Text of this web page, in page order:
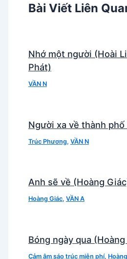
Bài Viết Liên
Nhớ một người (Hoài
Phát)
VẦN N
Người xa về thành
Trúc Phương, VẦN N
Anh sẽ về (Hoàng
Hoàng Giác, VẦN A
Bóng ngày qua
Cảm âm sáo trúc miễn phí,